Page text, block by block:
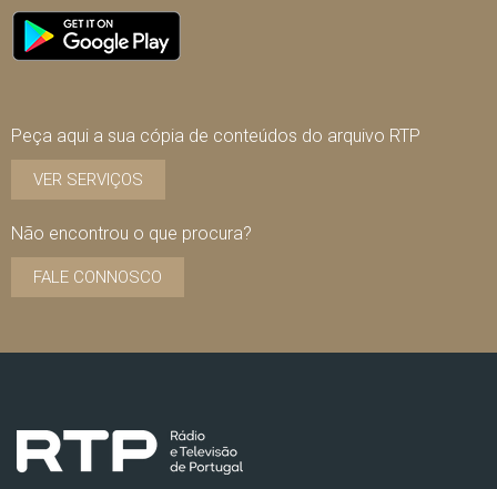
Peça aqui a sua cópia de conteúdos do arquivo RTP
VER SERVIÇOS
Não encontrou o que procura?
FALE CONNOSCO